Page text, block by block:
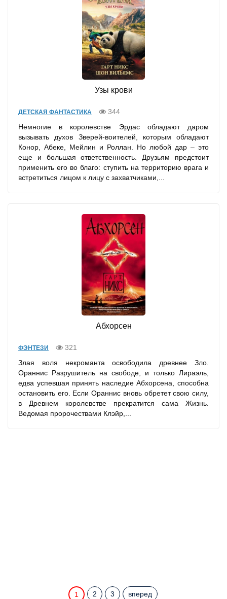
Узы крови
ДЕТСКАЯ ФАНТАСТИКА
344
Немногие в королевстве Эрдас обладают даром
вызывать духов Зверей-воителей, которым обладают
Конор, Абеке, Мейлин и Роллан. Но любой дар – это
еще и большая ответственность. Друзьям предстоит
применить его во благо: ступить на территорию врага и
встретиться лицом к лицу с захватчиками,...
Абхорсен
ФЭНТЕЗИ
321
Злая воля некроманта освободила древнее Зло.
Ораннис Разрушитель на свободе, и только Лираэль,
едва успевшая принять наследие Абхорсена, способна
остановить его. Если Ораннис вновь обретет свою силу,
в Древнем королевстве прекратится сама Жизнь.
Ведомая пророчествами Клэйр,...
1 2 3 вперед